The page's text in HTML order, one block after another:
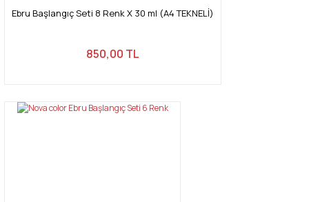
Ebru Başlangıç Seti 8 Renk X 30 ml (A4 TEKNELİ)
850,00 TL